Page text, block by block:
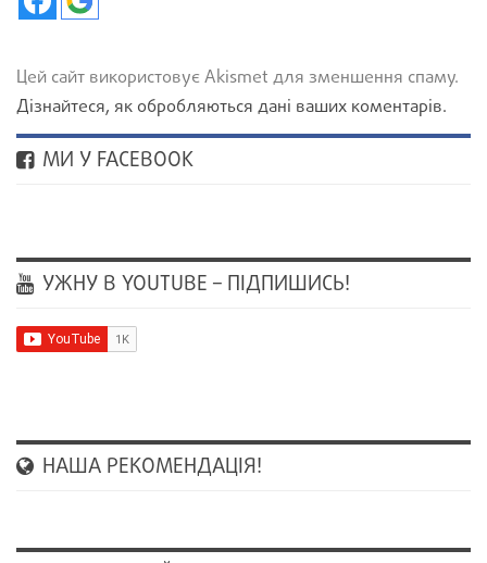
Цей сайт використовує Akismet для зменшення спаму.
Дізнайтеся, як обробляються дані ваших коментарів.
МИ У FACEBOOK
УЖНУ В YOUTUBE – ПІДПИШИСЬ!
НАША РЕКОМЕНДАЦІЯ!